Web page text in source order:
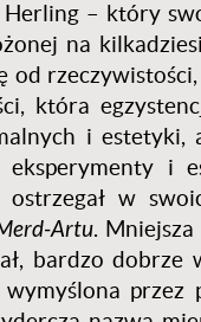
– który
na
od
która
i estetyki,
i
w
Artu.
bardzo dobrze
przez